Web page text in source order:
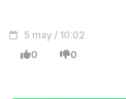
5 may / 10:02
0 0